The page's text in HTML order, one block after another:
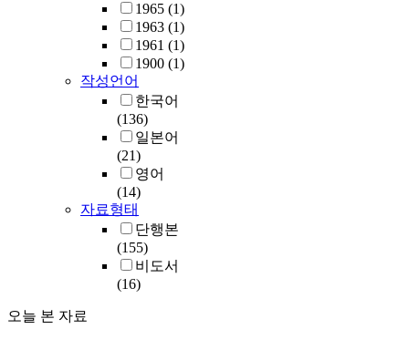
1965 (1)
1963 (1)
1961 (1)
1900 (1)
작성언어
한국어
(136)
일본어
(21)
영어
(14)
자료형태
단행본
(155)
비도서
(16)
오늘 본 자료